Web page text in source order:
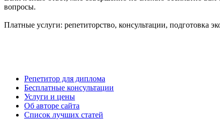
вопросы.
Платные услуги: репетиторство, консультации, подготовка
Репетитор для диплома
Бесплатные консультации
Услуги и цены
Об авторе сайта
Список лучших статей